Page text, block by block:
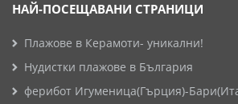
НАЙ-ПОСЕЩАВАНИ СТРАНИЦИ
Плажове в Керамоти- уникални!
Нудистки плажове в България
ферибот Игуменица(Гърция)-